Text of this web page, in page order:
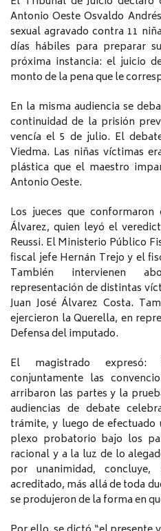
Antonio Oeste Osvaldo
sexual agravado contra 11
días hábiles para preparar
próxima instancia: el juicio
monto de la pena que le
En la misma audiencia se
continuidad de la prisión
vencía el 5 de julio. El
Viedma. Las niñas víctimas
plástica que el maestro
Antonio Oeste.
Los jueces que
Álvarez, quien leyó el
Reussi. El Ministerio Público
fiscal jefe Hernán Trejo y el
También intervienen
representación de distintas
Juan José Álvarez Costa.
ejercieron la Querella, en
Defensa del imputado.
El magistrado expresó:
conjuntamente las
arribaron las partes y la
audiencias de debate
trámite, y luego de
plexo probatorio bajo los
racional y a la luz de lo
por unanimidad,
acreditado, más allá de toda
se produjeron de la forma en